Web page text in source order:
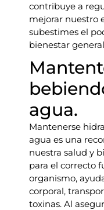
contribuye a
mejorar nuestro
subestimes el
bienestar
agua.
Mantenerse
agua es una
nuestra salud y
para el correcto
organismo,
corporal,
toxinas. Al